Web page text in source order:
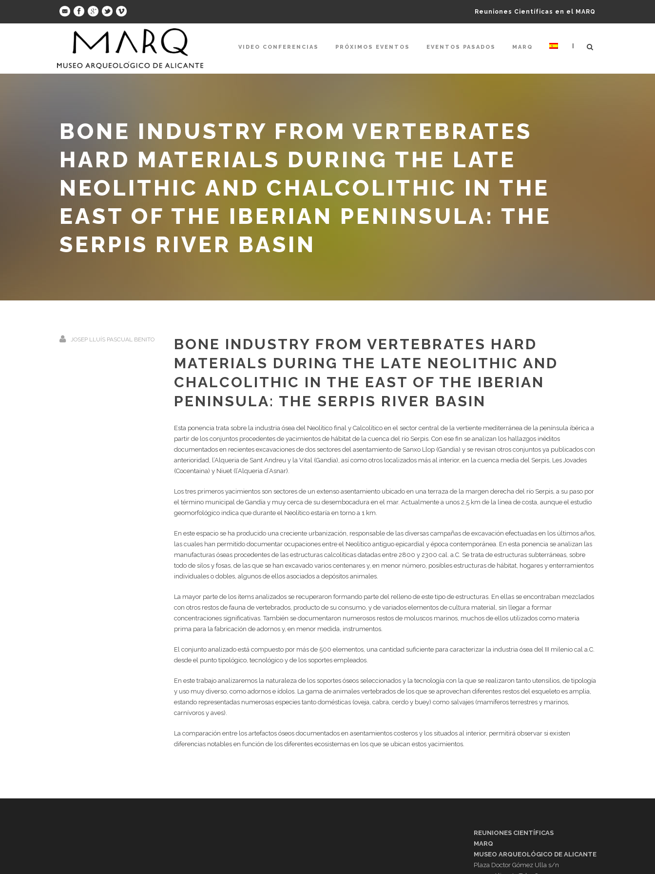
Reuniones Científicas en el MARQ
VIDEO CONFERENCIAS PRÓXIMOS EVENTOS EVENTOS PASADOS MARQ
BONE INDUSTRY FROM VERTEBRATES
HARD MATERIALS DURING THE LATE
NEOLITHIC AND CHALCOLITHIC IN THE
EAST OF THE IBERIAN PENINSULA: THE
SERPIS RIVER BASIN
JOSEP LLUÍS PASCUAL BENITO
BONE INDUSTRY FROM VERTEBRATES HARD
MATERIALS DURING THE LATE NEOLITHIC AND
CHALCOLITHIC IN THE EAST OF THE IBERIAN
PENINSULA: THE SERPIS RIVER BASIN
Esta ponencia trata sobre la industria ósea del Neolítico final y Calcolítico en el sector central de la vertiente mediterránea de la península ibérica a
partir de los conjuntos procedentes de yacimientos de hábitat de la cuenca del río Serpis. Con ese fin se analizan los hallazgos inéditos
documentados en recientes excavaciones de dos sectores del asentamiento de Sanxo Llop (Gandia) y se revisan otros conjuntos ya publicados con
anterioridad, l’Alqueria de Sant Andreu y la Vital (Gandia), así como otros localizados más al interior, en la cuenca media del Serpis, Les Jovades
(Cocentaina) y Niuet (l’Alqueria d’Asnar).
Los tres primeros yacimientos son sectores de un extenso asentamiento ubicado en una terraza de la margen derecha del río Serpis, a su paso por
el término municipal de Gandía y muy cerca de su desembocadura en el mar. Actualmente a unos 2,5 km de la linea de costa, aunque el estudio
geomorfológico indica que durante el Neolítico estaría en torno a 1 km.
En este espacio se ha producido una creciente urbanización, responsable de las diversas campañas de excavación efectuadas en los últimos años,
las cuales han permitido documentar ocupaciones entre el Neolítico antiguo epicardial y época contemporánea. En esta ponencia se analizan las
manufacturas óseas procedentes de las estructuras calcolíticas datadas entre 2800 y 2300 cal. a.C. Se trata de estructuras subterráneas, sobre
todo de silos y fosas, de las que se han excavado varios centenares y, en menor número, posibles estructuras de hábitat, hogares y enterramientos
individuales o dobles, algunos de ellos asociados a depósitos animales.
La mayor parte de los ítems analizados se recuperaron formando parte del relleno de este tipo de estructuras. En ellas se encontraban mezclados
con otros restos de fauna de vertebrados, producto de su consumo, y de variados elementos de cultura material, sin llegar a formar
concentraciones significativas. También se documentaron numerosos restos de moluscos marinos, muchos de ellos utilizados como materia
prima para la fabricación de adornos y, en menor medida, instrumentos.
El conjunto analizado está compuesto por más de 500 elementos, una cantidad suficiente para caracterizar la industria ósea del III milenio cal a.C.
desde el punto tipológico, tecnológico y de los soportes empleados.
En este trabajo analizaremos la naturaleza de los soportes óseos seleccionados y la tecnología con la que se realizaron tanto utensilios, de tipología
y uso muy diverso, como adornos e ídolos. La gama de animales vertebrados de los que se aprovechan diferentes restos del esqueleto es amplia,
estando representadas numerosas especies tanto domésticas (oveja, cabra, cerdo y buey) como salvajes (mamíferos terrestres y marinos,
carnívoros y aves).
La comparación entre los artefactos óseos documentados en asentamientos costeros y los situados al interior, permitirá observar si existen
diferencias notables en función de los diferentes ecosistemas en los que se ubican estos yacimientos.
REUNIONES CIENTÍFICAS
MARQ
MUSEO ARQUEOLÓGICO DE ALICANTE
Plaza Doctor Gómez Ulla s/n